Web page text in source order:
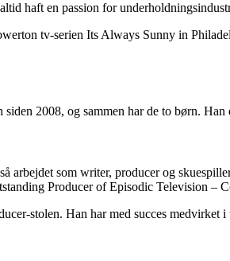
haft en passion for
tv-serien Its Always Sunny in
2008, og sammen har de to børn.
som writer, producer og
Producer of Episodic Television –
stolen. Han har med succes